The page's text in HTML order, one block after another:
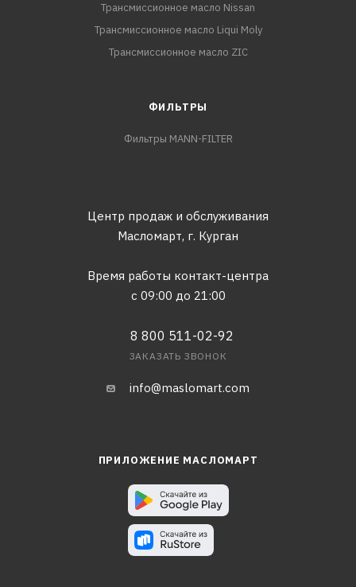
Трансмиссионное масло Nissan
Трансмиссионное масло Liqui Moly
Трансмиссионное масло ZIC
ФИЛЬТРЫ
Фильтры MANN-FILTER
Центр продаж и обслуживания
Масломарт, г. Курган
Время работы контакт-центра
с 09:00 до 21:00
8 800 511-02-92
ЗАКАЗАТЬ ЗВОНОК
info@maslomart.com
ПРИЛОЖЕНИЕ МАСЛОМАРТ